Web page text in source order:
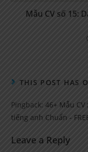
Mẫu CV số 15:
THIS POST HAS
Pingback:46+ Mẫu
tiếng anh Chuẩn -
Leave a Reply